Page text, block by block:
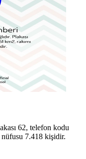
62, telefon kodu
7.418 kişidir.